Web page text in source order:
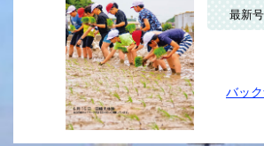
最新
バッ